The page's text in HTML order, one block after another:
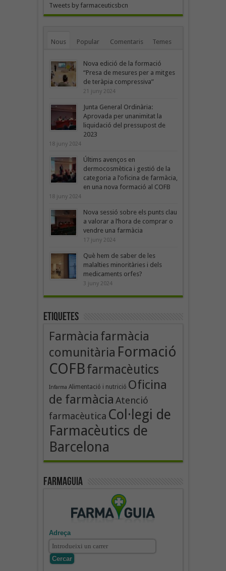
Tweets by farmaceuticsbcn
Nous Popular Comentaris Temes
Nova edició de la formació
“Presa de mesures per a mitges
de teràpia compressiva”
21 juny 2024
Junta General Ordinària:
Aprovada per unanimitat la
liquidació del pressupost de
2023
18 juny 2024
Últims avenços en
dermocosmètica i gestió de la
categoria a l’oficina de farmàcia,
en una nova formació al COFB
18 juny 2024
Nova sessió sobre els punts clau
a valorar a l’hora de comprar o
vendre una farmàcia
17 juny 2024
Què hem de saber de les
malalties minoritàries i dels
medicaments orfes?
3 juny 2024
Etiquetes
Farmàcia farmàcia
comunitària Formació
COFBfarmacèutics
Infarma Alimentació i nutrició Oficina
de farmàcia Atenció
farmacèutica Col·legi de
Farmacèutics de
Barcelona
Farmaguia
Adreça